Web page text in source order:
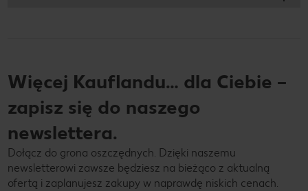
Więcej Kauflandu… dla Ciebie –
zapisz się do naszego
newslettera.
Dołącz do grona oszczędnych. Dzięki naszemu
newsletterowi zawsze będziesz na bieżąco z aktualną
ofertą i zaplanujesz zakupy w naprawdę niskich cenach.